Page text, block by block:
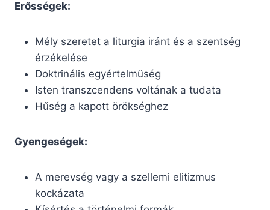
Erősségek:
Mély szeretet a liturgia iránt és a szentség
érzékelése
Doktrinális egyértelműség
Isten transzcendens voltának a tudata
Hűség a kapott örökséghez
Gyengeségek:
A merevség vagy a szellemi elitizmus
kockázata